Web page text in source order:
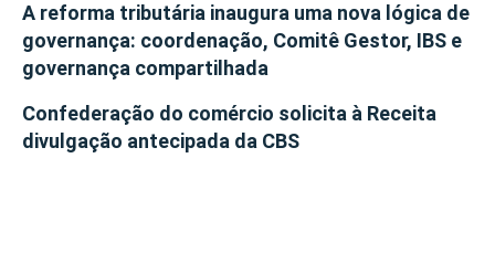
A reforma tributária inaugura uma nova lógica de
governança: coordenação, Comitê Gestor, IBS e
governança compartilhada
Confederação do comércio solicita à Receita
divulgação antecipada da CBS